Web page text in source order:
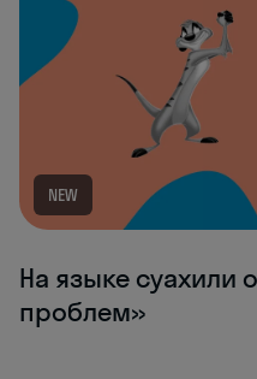
NEW
На языке суахили
проблем»